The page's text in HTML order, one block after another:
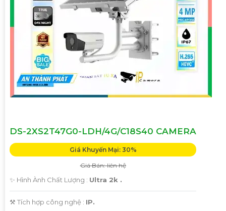
DS-2XS2T47G0-LDH/4G/C18S40 CAMERA
Giá Khuyến Mại: 30%
Giá Bán: liên hệ
✨ Hình Ành Chất Lượng : Ultra 2k .
⚒ Tích hợp công nghệ : IP.